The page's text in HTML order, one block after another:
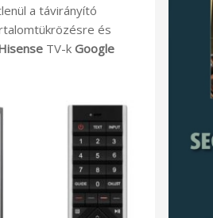
a távirányító
és
TV-k Google